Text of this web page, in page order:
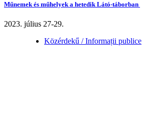
Műnemek és műhelyek a hetedik Látó-táborban
2023. július 27-29.
Közérdekű / Informații publice